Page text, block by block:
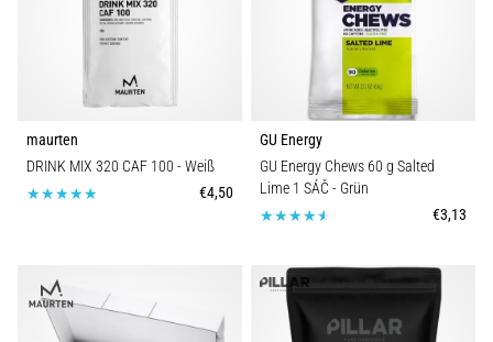
maurten
DRINK MIX 320 CAF 100 - Weiß
€4,50
GU Energy
GU Energy Chews 60 g Salted
Lime 1 SÁČ - Grün
€3,13